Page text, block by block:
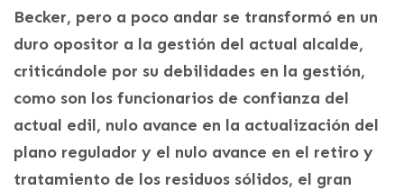
Becker, pero a poco andar se transformó en un
duro opositor a la gestión del actual alcalde,
criticándole por su debilidades en la gestión,
como son los funcionarios de confianza del
actual edil, nulo avance en la actualización del
plano regulador y el nulo avance en el retiro y
tratamiento de los residuos sólidos, el gran